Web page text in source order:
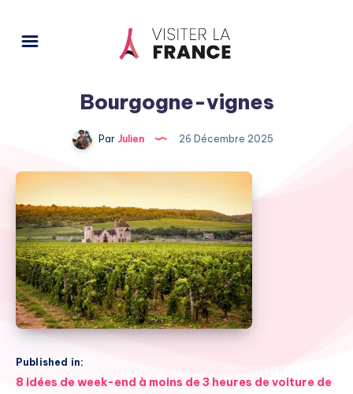
Bourgogne-vignes
ParJulien 26 Décembre 2025
Published in:
Navigation
8 idées de week-end à moins de 3 heures de voiture de